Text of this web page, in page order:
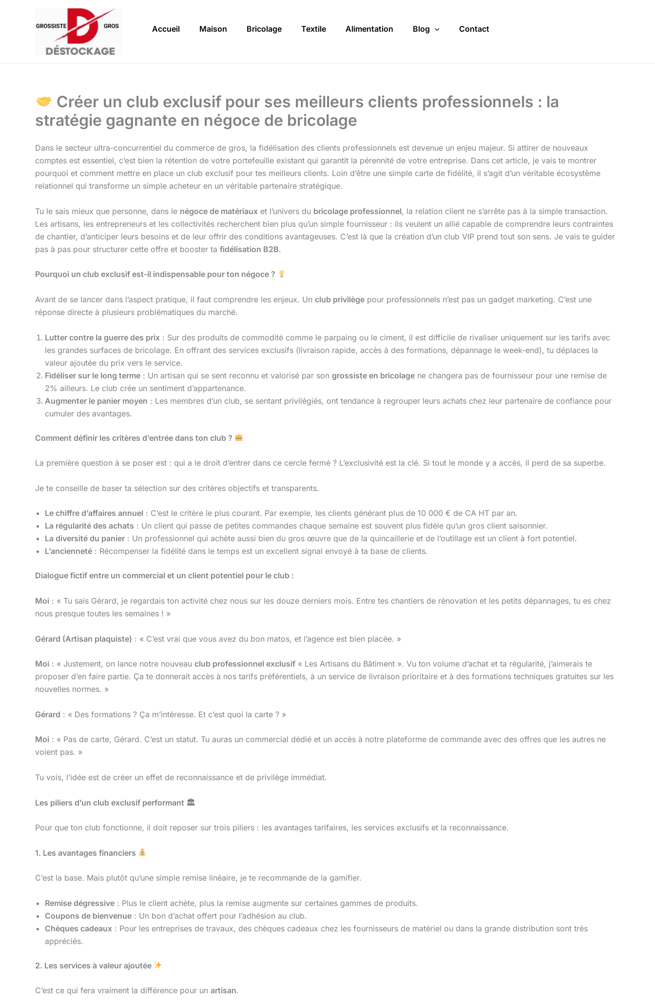
Accueil Maison Bricolage Textile Alimentation Blog Contact
Créer un club exclusif pour ses meilleurs clients professionnels : la
stratégie gagnante en négoce de bricolage
Dans le secteur ultra-concurrentiel du commerce de gros, la fidélisation des clients professionnels est devenue un enjeu majeur. Si attirer de nouveaux
comptes est essentiel, c’est bien la rétention de votre portefeuille existant qui garantit la pérennité de votre entreprise. Dans cet article, je vais te montrer
pourquoi et comment mettre en place un club exclusif pour tes meilleurs clients. Loin d’être une simple carte de fidélité, il s’agit d’un véritable écosystème
relationnel qui transforme un simple acheteur en un véritable partenaire stratégique.
Tu le sais mieux que personne, dans le négoce de matériaux et l’univers du bricolage professionnel, la relation client ne s’arrête pas à la simple transaction.
Les artisans, les entrepreneurs et les collectivités recherchent bien plus qu’un simple fournisseur : ils veulent un allié capable de comprendre leurs contraintes
de chantier, d’anticiper leurs besoins et de leur offrir des conditions avantageuses. C’est là que la création d’un club VIP prend tout son sens. Je vais te guider
pas à pas pour structurer cette offre et booster ta fidélisation B2B.
Pourquoi un club exclusif est-il indispensable pour ton négoce ?
Avant de se lancer dans l’aspect pratique, il faut comprendre les enjeux. Un club privilège pour professionnels n’est pas un gadget marketing. C’est une
réponse directe à plusieurs problématiques du marché.
Lutter contre la guerre des prix : Sur des produits de commodité comme le parpaing ou le ciment, il est difficile de rivaliser uniquement sur les tarifs avec
les grandes surfaces de bricolage. En offrant des services exclusifs (livraison rapide, accès à des formations, dépannage le week-end), tu déplaces la
valeur ajoutée du prix vers le service.
Fidéliser sur le long terme : Un artisan qui se sent reconnu et valorisé par son grossiste en bricolage ne changera pas de fournisseur pour une remise de
2% ailleurs. Le club crée un sentiment d’appartenance.
Augmenter le panier moyen : Les membres d’un club, se sentant privilégiés, ont tendance à regrouper leurs achats chez leur partenaire de confiance pour
cumuler des avantages.
Comment définir les critères d’entrée dans ton club ?
La première question à se poser est : qui a le droit d’entrer dans ce cercle fermé ? L’exclusivité est la clé. Si tout le monde y a accès, il perd de sa superbe.
Je te conseille de baser ta sélection sur des critères objectifs et transparents.
Le chiffre d’affaires annuel : C’est le critère le plus courant. Par exemple, les clients générant plus de 10 000 € de CA HT par an.
La régularité des achats : Un client qui passe de petites commandes chaque semaine est souvent plus fidèle qu’un gros client saisonnier.
La diversité du panier : Un professionnel qui achète aussi bien du gros œuvre que de la quincaillerie et de l’outillage est un client à fort potentiel.
L’ancienneté : Récompenser la fidélité dans le temps est un excellent signal envoyé à ta base de clients.
Dialogue fictif entre un commercial et un client potentiel pour le club :
Moi : « Tu sais Gérard, je regardais ton activité chez nous sur les douze derniers mois. Entre tes chantiers de rénovation et les petits dépannages, tu es chez
nous presque toutes les semaines ! »
Gérard (Artisan plaquiste) : « C’est vrai que vous avez du bon matos, et l’agence est bien placée. »
Moi : « Justement, on lance notre nouveau club professionnel exclusif « Les Artisans du Bâtiment ». Vu ton volume d’achat et ta régularité, j’aimerais te
proposer d’en faire partie. Ça te donnerait accès à nos tarifs préférentiels, à un service de livraison prioritaire et à des formations techniques gratuites sur les
nouvelles normes. »
Gérard : « Des formations ? Ça m’intéresse. Et c’est quoi la carte ? »
Moi : « Pas de carte, Gérard. C’est un statut. Tu auras un commercial dédié et un accès à notre plateforme de commande avec des offres que les autres ne
voient pas. »
Tu vois, l’idée est de créer un effet de reconnaissance et de privilège immédiat.
Les piliers d’un club exclusif performant 🏛
Pour que ton club fonctionne, il doit reposer sur trois piliers : les avantages tarifaires, les services exclusifs et la reconnaissance.
1. Les avantages financiers
C’est la base. Mais plutôt qu’une simple remise linéaire, je te recommande de la gamifier.
Remise dégressive : Plus le client achète, plus la remise augmente sur certaines gammes de produits.
Coupons de bienvenue : Un bon d’achat offert pour l’adhésion au club.
Chèques cadeaux : Pour les entreprises de travaux, des chèques cadeaux chez les fournisseurs de matériel ou dans la grande distribution sont très
appréciés.
2. Les services à valeur ajoutée
C’est ce qui fera vraiment la différence pour un artisan.